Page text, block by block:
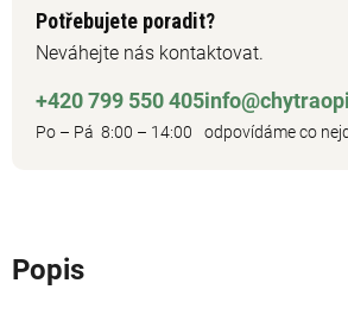
Potřebujete poradit?
Neváhejte nás kontaktovat.
+420 799 550 405
Po – Pá 8:00 – 14:00 odpovídáme co
Popis